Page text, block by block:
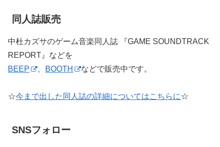
同人誌販売
中杜カズサのゲーム音楽同人誌 『GAME SOUNDTRACK
REPORT』などを
BEEP
BOOTH などで販売中です。
☆今まで出した同人誌の詳細についてはこちらに☆
SNSフォロー